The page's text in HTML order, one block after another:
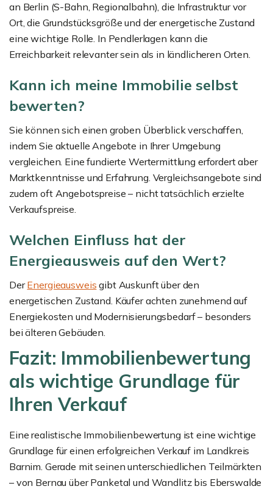
an Berlin (S-Bahn, Regionalbahn), die Infrastruktur vor
Ort, die Grundstücksgröße und der energetische Zustand
eine wichtige Rolle. In Pendlerlagen kann die
Erreichbarkeit relevanter sein als in ländlicheren Orten.
Kann ich meine Immobilie selbst
bewerten?
Sie können sich einen groben Überblick verschaffen,
indem Sie aktuelle Angebote in Ihrer Umgebung
vergleichen. Eine fundierte Wertermittlung erfordert aber
Marktkenntnisse und Erfahrung. Vergleichsangebote sind
zudem oft Angebotspreise – nicht tatsächlich erzielte
Verkaufspreise.
Welchen Einfluss hat der
Energieausweis auf den Wert?
DerEnergieausweis gibt Auskunft über den
energetischen Zustand. Käufer achten zunehmend auf
Energiekosten und Modernisierungsbedarf – besonders
bei älteren Gebäuden.
Fazit: Immobilienbewertung
als wichtige Grundlage für
Ihren Verkauf
Eine realistische Immobilienbewertung ist eine wichtige
Grundlage für einen erfolgreichen Verkauf im Landkreis
Barnim. Gerade mit seinen unterschiedlichen Teilmärkten
– von Bernau über Panketal und Wandlitz bis Eberswalde